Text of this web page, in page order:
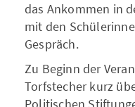
das Ankommen in
mit den
Gespräch.
Zu Beginn der
Torfstecher kurz